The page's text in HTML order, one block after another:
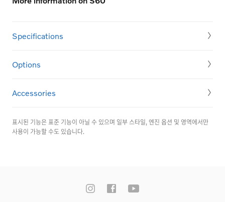
Specifications
Options
Accessories
표시된 기능은 표준 기능이 아닐 수 있으며 일부 스타일, 엔진 옵션 및 영역에서만
사용이 가능할 수도 있습니다.